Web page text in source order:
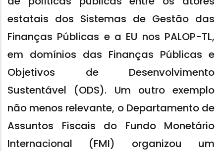
estatais dos Sistemas de Gestão das
Finanças Públicas e a EU nos PALOP-TL,
em domínios das Finanças Públicas e
Objetivos de Desenvolvimento
Sustentável (ODS). Um outro exemplo
não menos relevante, o Departamento de
Assuntos Fiscais do Fundo Monetário
Internacional (FMI) organizou um